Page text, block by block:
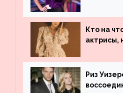
Кто на
актрисы,
Риз